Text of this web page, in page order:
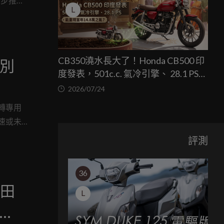
專用
或未
L
CB350澆水長大了！Honda CB500 印
度發表，501c.c. 氣冷引擎、 28.1 PS，
能重現當年14.8萬之亂？
2026/07/24
評測
36
L